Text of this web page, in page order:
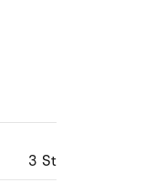
3 St